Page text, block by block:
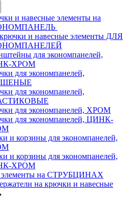
и навесные элементы на
и навесные элементы ДЛЯ
для экономпанелей,
ХРОМ
для экономпанелей,
для экономпанелей,
для экономпанелей, ХРОМ
для экономпанелей, ЦИНК-
и корзины для экономпанелей,
и корзины для экономпанелей,
ХРОМ
элементы на СТРУБЦИНАХ
на крючки и навесные